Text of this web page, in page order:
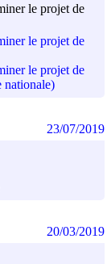
le projet de
le projet de
le projet de
nationale)
23/07/2019
20/03/2019